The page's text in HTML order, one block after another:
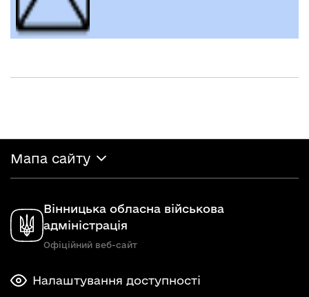
Мапа сайту
Вінницька обласна військова
адміністрація
Офіційний веб-сайт
Налаштування доступності